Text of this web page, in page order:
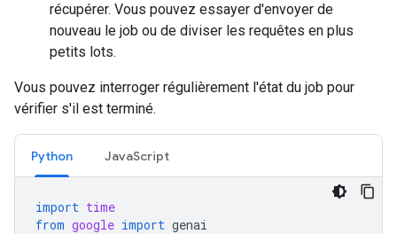
récupérer. Vous pouvez essayer d'envoyer de
nouveau le job ou de diviser les requêtes en plus
petits lots.
Vous pouvez interroger régulièrement l'état du job pour
vérifier s'il est terminé.
Python JavaScript
import time
from google import genai